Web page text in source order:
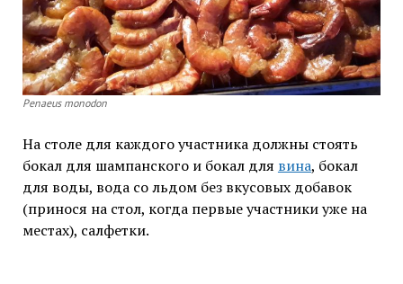
Penaeus monodon
На столе для каждого участника должны стоять
бокал для шампанского и бокал для вина, бокал
для воды, вода со льдом без вкусовых добавок
(принося на стол, когда первые участники уже на
местах), салфетки.